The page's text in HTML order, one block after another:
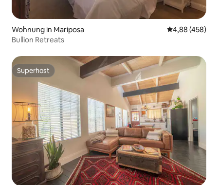
Wohnung in Mariposa
4,88 (458)
Bullion Retreats
Superhost
Superhost